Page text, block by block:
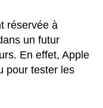
réservée à
un futur
En effet, Apple
pour tester les